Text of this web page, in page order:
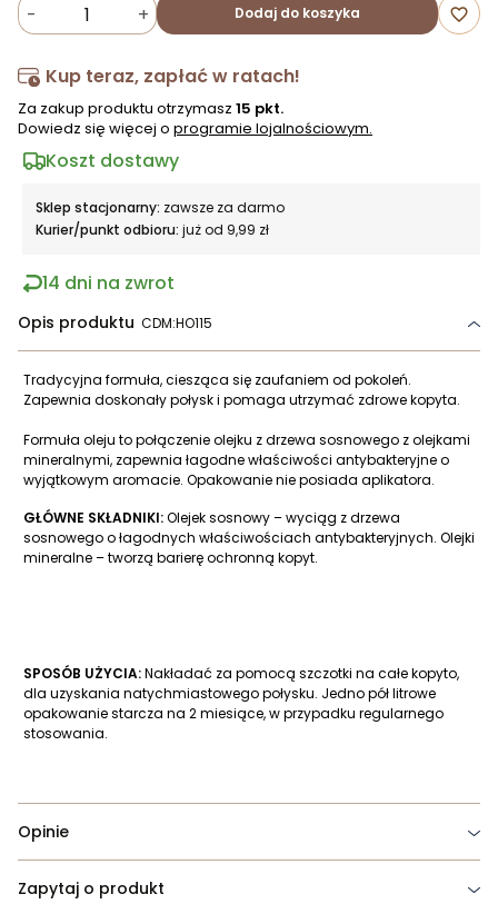
- + Dodaj do koszyka favorite_border
Kup teraz, zapłać w ratach!
Za zakup produktu otrzymasz 15 pkt.
Dowiedz się więcej o programie lojalnościowym.
Koszt dostawy
Sklep stacjonarny: zawsze za darmo
Kurier/punkt odbioru: już od 9,99 zł
14 dni na zwrot
Opis produktu CDM:HO115
Tradycyjna formuła, ciesząca się zaufaniem od pokoleń.
Zapewnia doskonały połysk i pomaga utrzymać zdrowe kopyta.
Formuła oleju to połączenie olejku z drzewa sosnowego z olejkami
mineralnymi, zapewnia łagodne właściwości antybakteryjne o
wyjątkowym aromacie. Opakowanie nie posiada aplikatora.
GŁÓWNE SKŁADNIKI:Olejek sosnowy – wyciąg z drzewa
sosnowego o łagodnych właściwościach antybakteryjnych. Olejki
mineralne – tworzą barierę ochronną kopyt.
SPOSÓB UŻYCIA:Nakładać za pomocą szczotki na całe kopyto,
dla uzyskania natychmiastowego połysku. Jedno pół litrowe
opakowanie starcza na 2 miesiące, w przypadku regularnego
stosowania.
Opinie
Zapytaj o produkt